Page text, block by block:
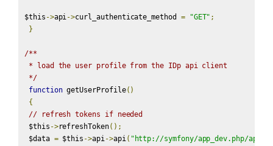
$this ->api->curl_authenticate_method = "GET" ;
}
/**
* load the user profile from the IDp api client
*/
function getUserProfile()
{
// refresh tokens if needed
$this ->refreshToken();
$data = $this ->api->api( "http://symfony/app_dev.php/api/